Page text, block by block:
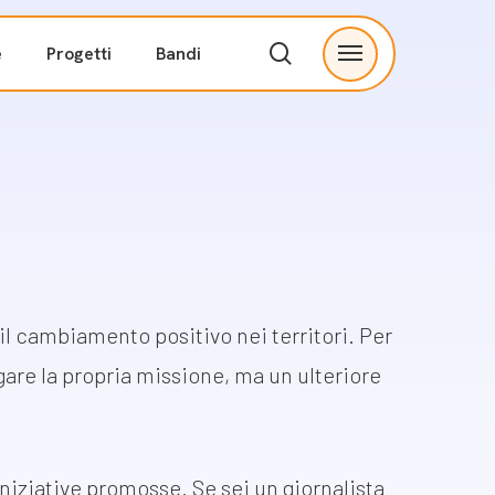
Progetti Bandi search
Menu
cambiamento positivo nei territori. Per
la propria missione, ma un ulteriore
promosse. Se sei un giornalista